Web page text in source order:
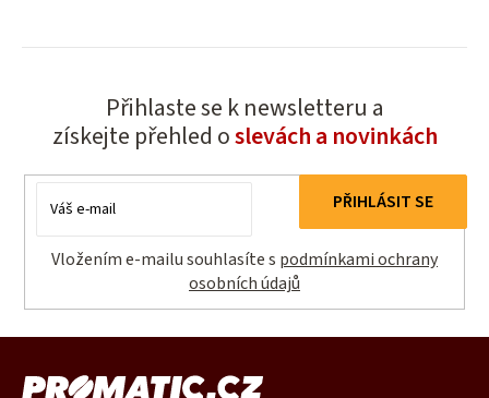
Přihlaste se k newsletteru a
získejte přehled oslevách a novinkách
mail
Vložením e-mailu souhlasíte s podmínkami ochrany
osobních údajů
PŘIHLÁSIT SE